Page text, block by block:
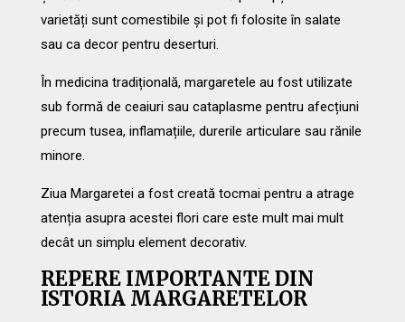
varietăți sunt comestibile și pot fi folosite în salate
sau ca decor pentru deserturi.
În medicina tradițională, margaretele au fost utilizate
sub formă de ceaiuri sau cataplasme pentru afecțiuni
precum tusea, inflamațiile, durerile articulare sau rănile
minore.
Ziua Margaretei a fost creată tocmai pentru a atrage
atenția asupra acestei flori care este mult mai mult
decât un simplu element decorativ.
REPERE IMPORTANTE DIN
ISTORIA MARGARETELOR